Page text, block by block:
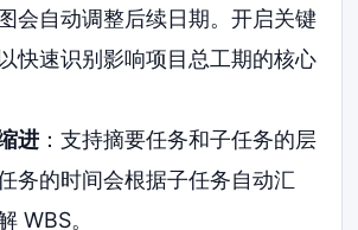
会自动调整后续日期。开启关键
快速识别影响项目总工期的核心
进：支持摘要任务和子任务的层
务的时间会根据子任务自动汇
WBS。